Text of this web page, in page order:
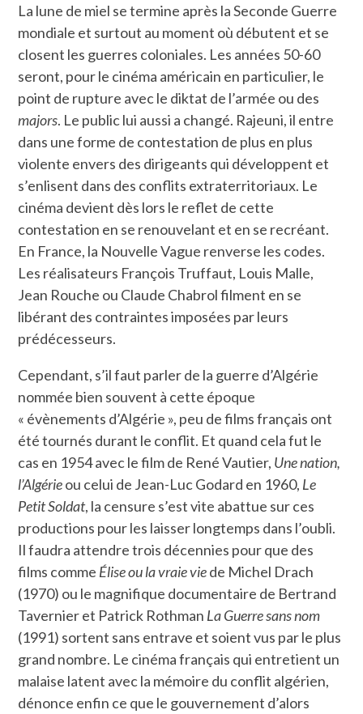
La lune de miel se termine après la Seconde Guerre
mondiale et surtout au moment où débutent et se
closent les guerres coloniales. Les années 50-60
seront, pour le cinéma américain en particulier, le
point de rupture avec le diktat de l’armée ou des
majors. Le public lui aussi a changé. Rajeuni, il entre
dans une forme de contestation de plus en plus
violente envers des dirigeants qui développent et
s’enlisent dans des conflits extraterritoriaux. Le
cinéma devient dès lors le reflet de cette
contestation en se renouvelant et en se recréant.
En France, la Nouvelle Vague renverse les codes.
Les réalisateurs François Truffaut, Louis Malle,
Jean Rouche ou Claude Chabrol filment en se
libérant des contraintes imposées par leurs
prédécesseurs.
Cependant, s’il faut parler de la guerre d’Algérie
nommée bien souvent à cette époque
« évènements d’Algérie », peu de films français ont
été tournés durant le conflit. Et quand cela fut le
cas en 1954 avec le film de René Vautier, Une nation,
l’Algérieou celui de Jean-Luc Godard en 1960, Le
Petit Soldat, la censure s’est vite abattue sur ces
productions pour les laisser longtemps dans l’oubli.
Il faudra attendre trois décennies pour que des
films comme Élise ou la vraie viede Michel Drach
(1970) ou le magnifique documentaire de Bertrand
Tavernier et Patrick Rothman La Guerre sans nom
(1991) sortent sans entrave et soient vus par le plus
grand nombre. Le cinéma français qui entretient un
malaise latent avec la mémoire du conflit algérien,
dénonce enfin ce que le gouvernement d’alors